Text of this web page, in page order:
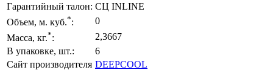
Гарантийный талон: СЦ INLINE
Объем, м. куб.*:
0
Масса, кг.*:
2,3667
В упаковке, шт.:
6
Сайт производителя DEEPCOOL